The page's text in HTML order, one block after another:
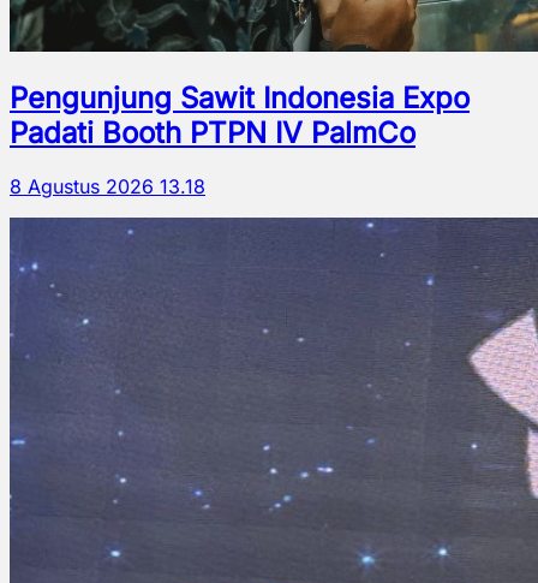
Pengunjung Sawit Indonesia Expo
Padati Booth PTPN IV PalmCo
8 Agustus 2026 13.18